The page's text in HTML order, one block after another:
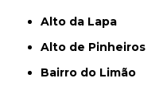
Alto da Lapa
Alto de Pinheiros
Bairro do Limão